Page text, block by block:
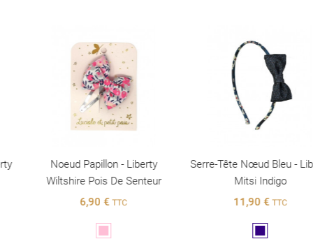
Noeud Papillon - Liberty
Wiltshire Pois De Senteur
6,90 €TTC
Serre-Tête Nœud Bleu - Liberty
Mitsi Indigo
11,90 € TTC